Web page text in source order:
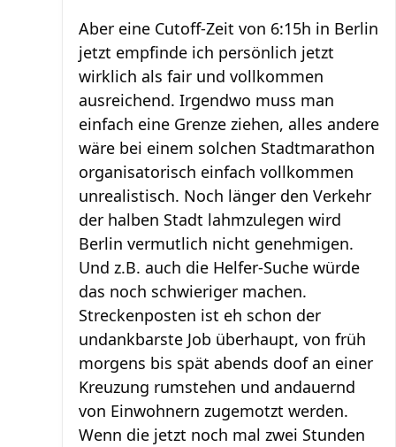
Aber eine Cutoff-Zeit von 6:15h in Berlin
jetzt empfinde ich persönlich jetzt
wirklich als fair und vollkommen
ausreichend. Irgendwo muss man
einfach eine Grenze ziehen, alles andere
wäre bei einem solchen Stadtmarathon
organisatorisch einfach vollkommen
unrealistisch. Noch länger den Verkehr
der halben Stadt lahmzulegen wird
Berlin vermutlich nicht genehmigen.
Und z.B. auch die Helfer-Suche würde
das noch schwieriger machen.
Streckenposten ist eh schon der
undankbarste Job überhaupt, von früh
morgens bis spät abends doof an einer
Kreuzung rumstehen und andauernd
von Einwohnern zugemotzt werden.
Wenn die jetzt noch mal zwei Stunden